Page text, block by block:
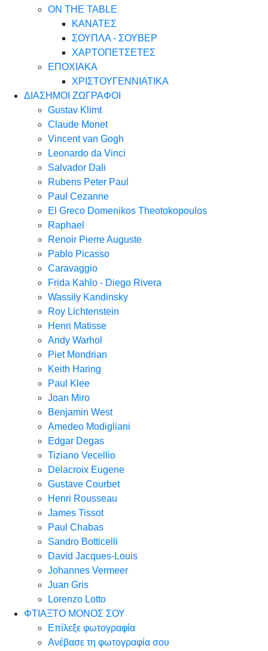
ON THE TABLE
ΚΑΝΑΤΕΣ
ΣΟΥΠΛΑ - ΣΟΥΒΕΡ
ΧΑΡΤΟΠΕΤΣΕΤΕΣ
ΕΠΟΧΙΑΚΑ
ΧΡΙΣΤΟΥΓΕΝΝΙΑΤΙΚΑ
ΔΙΑΣΗΜΟΙ ΖΩΓΡΑΦΟΙ
Gustav Klimt
Claude Monet
Vincent van Gogh
Leonardo da Vinci
Salvador Dali
Rubens Peter Paul
Paul Cezanne
El Greco Domenikos Theotokopoulos
Raphael
Renoir Pierre Auguste
Pablo Picasso
Caravaggio
Frida Kahlo - Diego Rivera
Wassily Kandinsky
Roy Lichtenstein
Henri Matisse
Andy Warhol
Piet Mondrian
Keith Haring
Paul Klee
Joan Miro
Benjamin West
Amedeo Modigliani
Edgar Degas
Tiziano Vecellio
Delacroix Eugene
Gustave Courbet
Henri Rousseau
James Tissot
Paul Chabas
Sandro Botticelli
David Jacques-Louis
Johannes Vermeer
Juan Gris
Lorenzo Lotto
ΦΤΙΑΞΤΟ ΜΟΝΟΣ ΣΟΥ
Επίλεξε φωτογραφία
Ανέβασε τη φωτογραφία σου